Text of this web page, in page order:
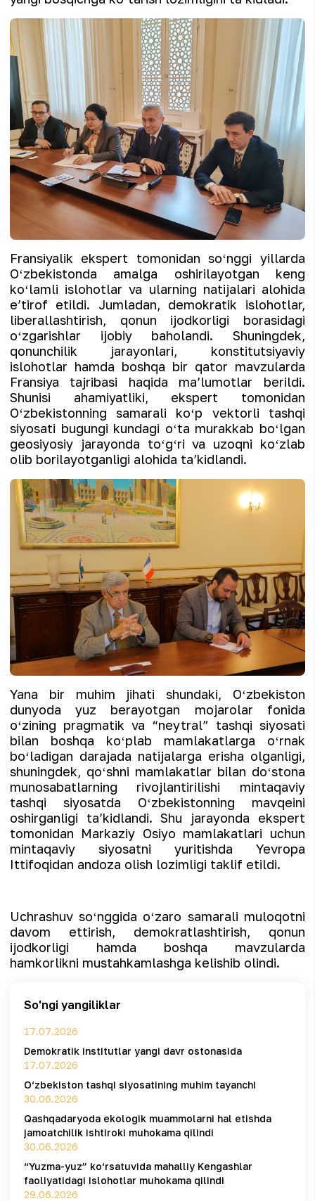
Fransiyalik ekspert tomonidan soʻnggi yillarda
Oʻzbekistonda amalga oshirilayotgan keng
koʻlamli islohotlar va ularning natijalari alohida
eʼtirof etildi. Jumladan, demokratik islohotlar,
liberallashtirish, qonun ijodkorligi borasidagi
oʻzgarishlar ijobiy baholandi. Shuningdek,
qonunchilik jarayonlari, konstitutsiyaviy
islohotlar hamda boshqa bir qator mavzularda
Fransiya tajribasi haqida maʼlumotlar berildi.
Shunisi ahamiyatliki, ekspert tomonidan
Oʻzbekistonning samarali koʻp vektorli tashqi
siyosati bugungi kundagi oʻta murakkab boʻlgan
geosiyosiy jarayonda toʻgʻri va uzoqni koʻzlab
olib borilayotganligi alohida taʼkidlandi.
Yana bir muhim jihati shundaki, Oʻzbekiston
dunyoda yuz berayotgan mojarolar fonida
oʻzining pragmatik va “neytral” tashqi siyosati
bilan boshqa koʻplab mamlakatlarga oʻrnak
boʻladigan darajada natijalarga erisha olganligi,
shuningdek, qoʻshni mamlakatlar bilan doʻstona
munosabatlarning rivojlantirilishi mintaqaviy
tashqi siyosatda Oʻzbekistonning mavqeini
oshirganligi taʼkidlandi. Shu jarayonda ekspert
tomonidan Markaziy Osiyo mamlakatlari uchun
mintaqaviy siyosatni yuritishda Yevropa
Ittifoqidan andoza olish lozimligi taklif etildi.
Uchrashuv soʻnggida oʻzaro samarali muloqotni
davom ettirish, demokratlashtirish, qonun
ijodkorligi hamda boshqa mavzularda
hamkorlikni mustahkamlashga kelishib olindi.
So'ngi yangiliklar
17.07.2026
Demokratik institutlar yangi davr ostonasida
17.07.2026
O‘zbekiston tashqi siyosatining muhim tayanchi
30.06.2026
Qashqadaryoda ekologik muammolarni hal etishda
jamoatchilik ishtiroki muhokama qilindi
30.06.2026
“Yuzma-yuz” ko‘rsatuvida mahalliy Kengashlar
faoliyatidagi islohotlar muhokama qilindi
29.06.2026